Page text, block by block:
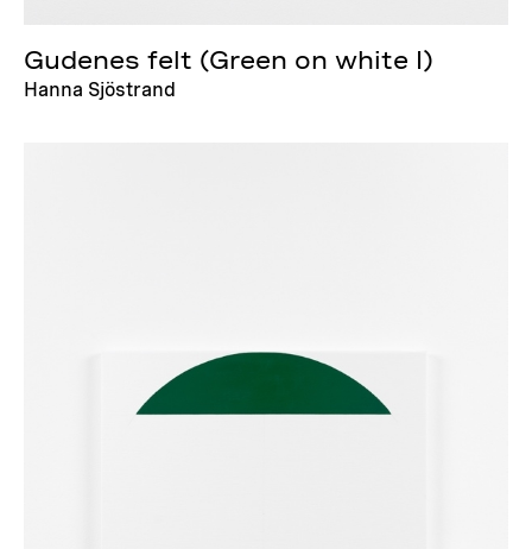
Gudenes felt (Green on white I)
Hanna Sjöstrand